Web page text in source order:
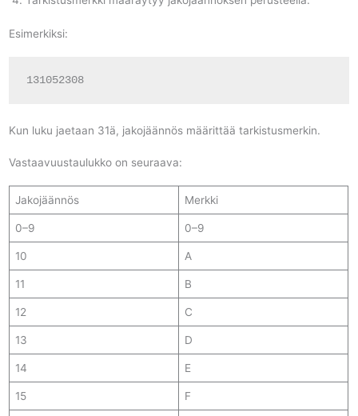
Esimerkiksi:
131052308
Kun luku jaetaan 31ä, jakojäännös määrittää tarkistusmerkin.
Vastaavuustaulukko on seuraava:
Jakojäännös Merkki
0–9 0–9
10 A
11 B
12 C
13 D
14 E
15 F